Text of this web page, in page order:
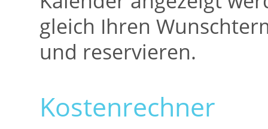
gleich Ihren
und reservieren.
Kostenrechner